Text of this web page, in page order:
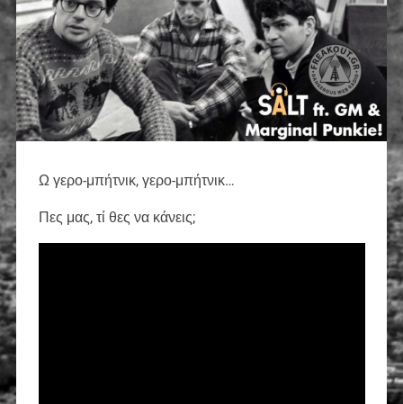
Ω γερο-μπήτνικ, γερο-μπήτνικ…
Πες μας, τί θες να κάνεις;